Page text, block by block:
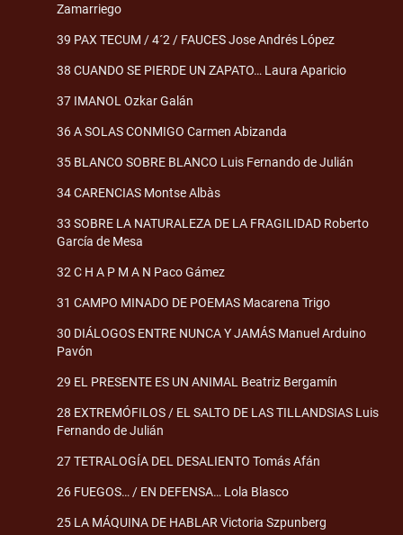
Zamarriego
39 PAX TECUM / 4´2 / FAUCES Jose Andrés López
38 CUANDO SE PIERDE UN ZAPATO… Laura Aparicio
37 IMANOL Ozkar Galán
36 A SOLAS CONMIGO Carmen Abizanda
35 BLANCO SOBRE BLANCO Luis Fernando de Julián
34 CARENCIAS Montse Albàs
33 SOBRE LA NATURALEZA DE LA FRAGILIDAD Roberto
García de Mesa
32 C H A P M A N Paco Gámez
31 CAMPO MINADO DE POEMAS Macarena Trigo
30 DIÁLOGOS ENTRE NUNCA Y JAMÁS Manuel Arduino
Pavón
29 EL PRESENTE ES UN ANIMAL Beatriz Bergamín
28 EXTREMÓFILOS / EL SALTO DE LAS TILLANDSIAS Luis
Fernando de Julián
27 TETRALOGÍA DEL DESALIENTO Tomás Afán
26 FUEGOS… / EN DEFENSA… Lola Blasco
25 LA MÁQUINA DE HABLAR Victoria Szpunberg